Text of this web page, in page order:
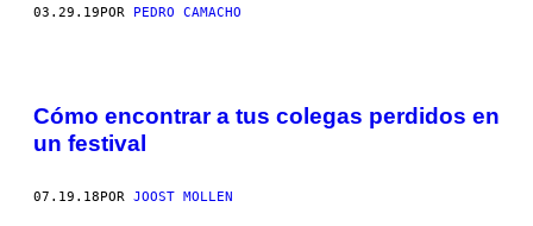
03.29.19POR PEDRO CAMACHO
Cómo encontrar a tus colegas perdidos en
un festival
07.19.18POR JOOST MOLLEN